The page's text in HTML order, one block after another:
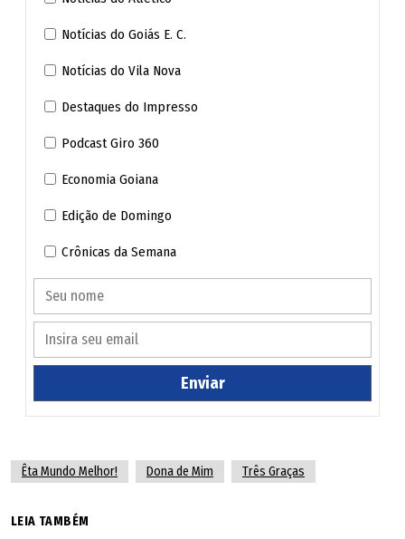
Notícias do Goiás E. C.
Notícias do Vila Nova
Destaques do Impresso
Podcast Giro 360
Economia Goiana
Edição de Domingo
Crônicas da Semana
Enviar
Êta Mundo Melhor! Dona de Mim Três Graças
LEIA TAMBÉM